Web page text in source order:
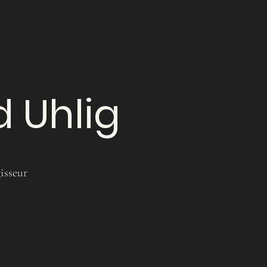
Uhlig